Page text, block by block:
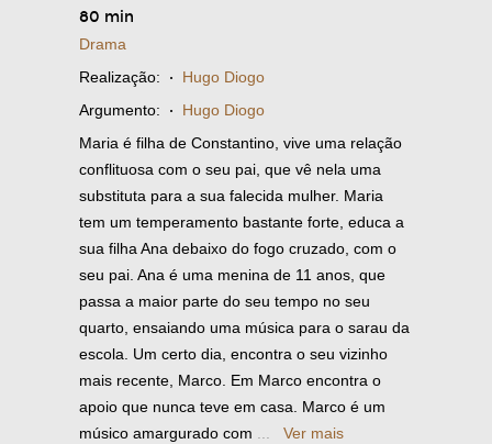
80 min
Drama
Realização: · Hugo Diogo
Argumento: · Hugo Diogo
Maria é filha de Constantino, vive uma relação
conflituosa com o seu pai, que vê nela uma
substituta para a sua falecida mulher. Maria
tem um temperamento bastante forte, educa a
sua filha Ana debaixo do fogo cruzado, com o
seu pai. Ana é uma menina de 11 anos, que
passa a maior parte do seu tempo no seu
quarto, ensaiando uma música para o sarau da
escola. Um certo dia, encontra o seu vizinho
mais recente, Marco. Em Marco encontra o
apoio que nunca teve em casa. Marco é um
músico amargurado com ... Ver mais